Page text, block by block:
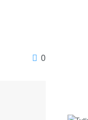
0